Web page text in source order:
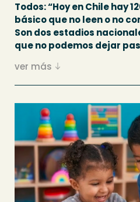
Todos: “Hoy en Chile hay
básico que no leen o no
Son dos estadios
que no podemos dejar
ver más